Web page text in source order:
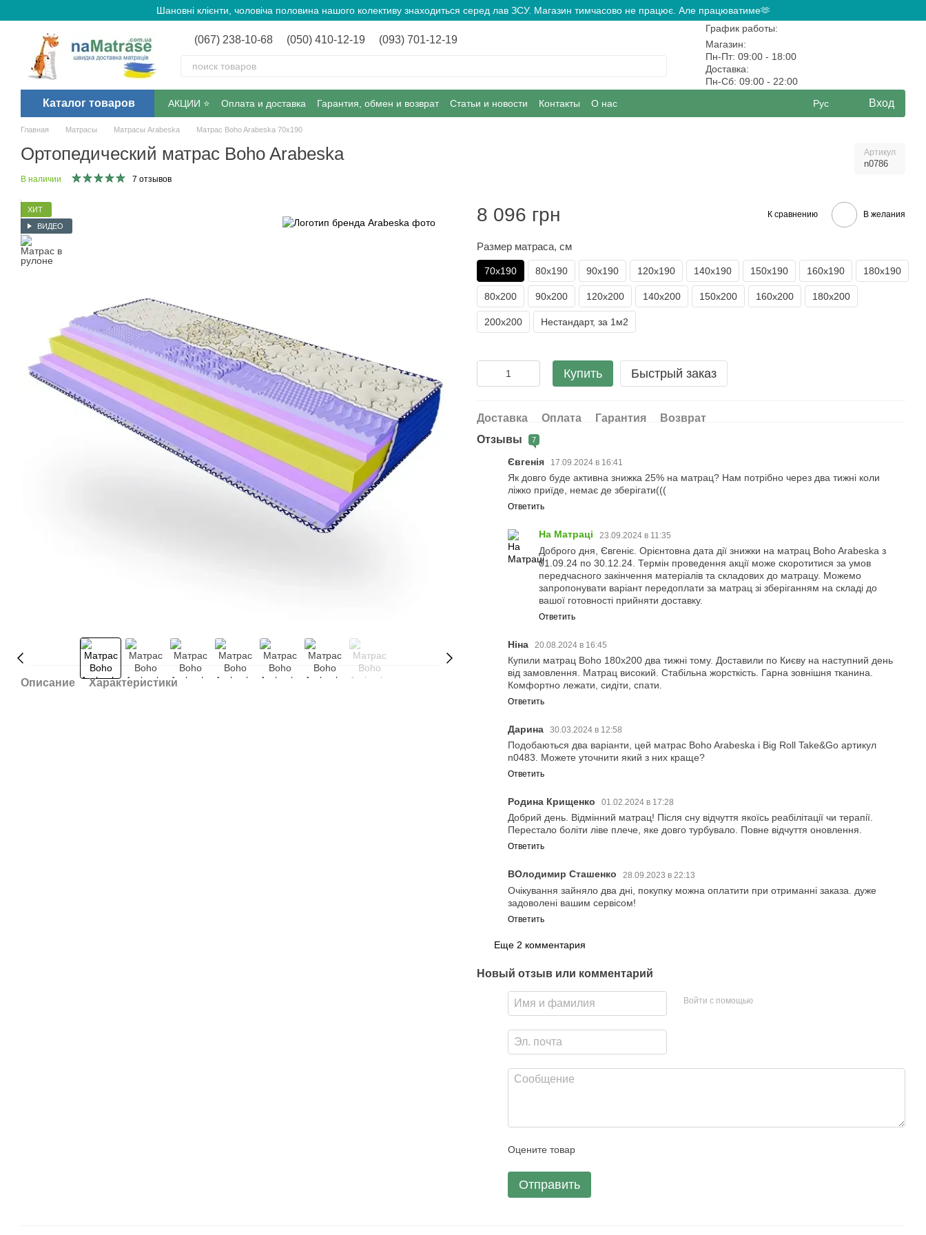
Шановні клієнти, чоловіча половина нашого колективу знаходиться серед лав ЗСУ. Магазин тимчасово не працює. Але працюватиме🫶
(067) 238-10-68 (050) 410-12-19 (093) 701-12-19
График работы:
Магазин:
Пн-Пт: 09:00 - 18:00
Доставка:
Пн-Сб: 09:00 - 22:00
Каталог товаров АКЦИИ ⭐️ Оплата и доставка Гарантия, обмен и возврат Статьи и новости Контакты О нас Рус Вход
Главная Матрасы Матрасы Arabeska Матрас Boho Arabeska 70х190
Ортопедический матрас Boho Arabeska Артикул
n0786
В наличии 7 отзывов
ХИТ
ВИДЕО
Описание Характеристики
8 096 грн К сравнению В желания
Размер матраса, см
70х190 80х190 90х190 120х190 140х190 150х190 160х190 180х190
80х200 90х200 120х200 140х200 150х200 160х200 180х200
200х200 Нестандарт, за 1м2
Купить Быстрый заказ
Доставка Оплата Гарантия
Возврат
Отзывы
7
Євгенія 17.09.2024 в 16:41
Як довго буде активна знижка 25% на матрац? Нам потрібно через два тижні коли
ліжко приїде, немає де зберігати(((
Ответить
На Матраці 23.09.2024 в 11:35
Доброго дня, Євгеніє. Орієнтовна дата дії знижки на матрац Boho Arabeska з
01.09.24 по 30.12.24. Термін проведення акції може скоротитися за умов
передчасного закінчення матеріалів та складових до матрацу. Можемо
запропонувати варіант передоплати за матрац зі зберіганням на складі до
вашої готовності прийняти доставку.
Ответить
Ніна 20.08.2024 в 16:45
Купили матрац Boho 180х200 два тижні тому. Доставили по Києву на наступний день
від замовлення. Матрац високий. Стабільна жорсткість. Гарна зовнішня тканина.
Комфортно лежати, сидіти, спати.
Ответить
Дарина 30.03.2024 в 12:58
Подобаються два варіанти, цей матрас Boho Arabeska і Big Roll Take&Go артикул
n0483. Можете уточнити який з них краще?
Ответить
Родина Крищенко 01.02.2024 в 17:28
Добрий день. Відмінний матрац! Після сну відчуття якоїсь реабілітації чи терапії.
Перестало боліти ліве плече, яке довго турбувало. Повне відчуття оновлення.
Ответить
ВОлодимир Сташенко 28.09.2023 в 22:13
Очікування зайняло два дні, покупку можна оплатити при отриманні заказа. дуже
задоволені вашим сервісом!
Ответить
Еще 2 комментария
Новый отзыв или комментарий
Войти с помощью
Оцените товар
Отправить